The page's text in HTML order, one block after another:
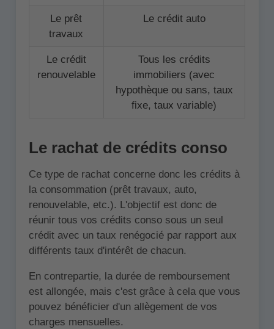
Le prêt
travaux
Le crédit auto
Le crédit
renouvelable
Tous les crédits
immobiliers (avec
hypothèque ou sans, taux
fixe, taux variable)
Le rachat de crédits conso
Ce type de rachat concerne donc les crédits à
la consommation (prêt travaux, auto,
renouvelable, etc.). L'objectif est donc de
réunir tous vos crédits conso sous un seul
crédit avec un taux renégocié par rapport aux
différents taux d'intérêt de chacun.
En contrepartie, la durée de remboursement
est allongée, mais c'est grâce à cela que vous
pouvez bénéficier d'un allègement de vos
charges mensuelles.